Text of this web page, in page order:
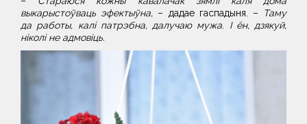
выкарыстоўваць эфектыўна, – дадае гаспадыня. – Таму
да работы, калі патрэбна, далучаю мужа. І ён, дзякуй,
ніколі не адмовіць.